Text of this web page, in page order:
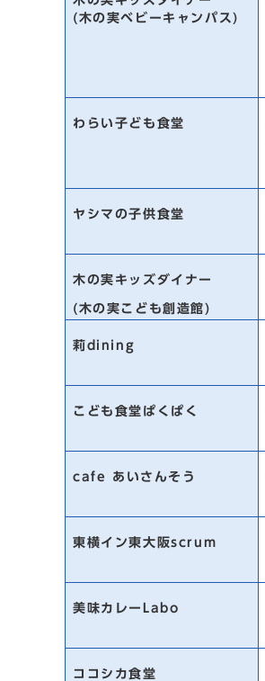
(木の実ベビーキャンパス)
わらい子ども食堂
ヤシマの子供食堂
木の実キッズダイナー
(木の実こども創造館)
莉dining
こども食堂ぱくぱく
cafe あいさんそう
東横イン東大阪scrum
美味カレーLabo
ココシカ食堂